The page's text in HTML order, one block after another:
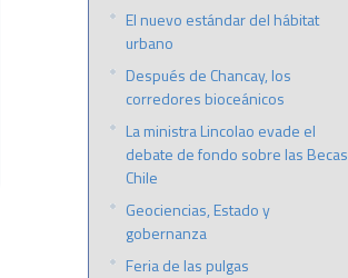
El nuevo estándar del hábitat
urbano
Después de Chancay, los
corredores bioceánicos
La ministra Lincolao evade el
debate de fondo sobre las Becas
Chile
Geociencias, Estado y
gobernanza
Feria de las pulgas